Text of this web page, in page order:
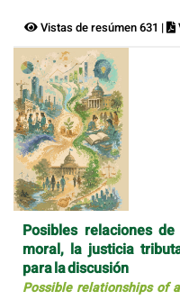
Vistas de resúmen 631 |
Posibles relaciones
moral, la justicia
para la discusión
Possible relationships of